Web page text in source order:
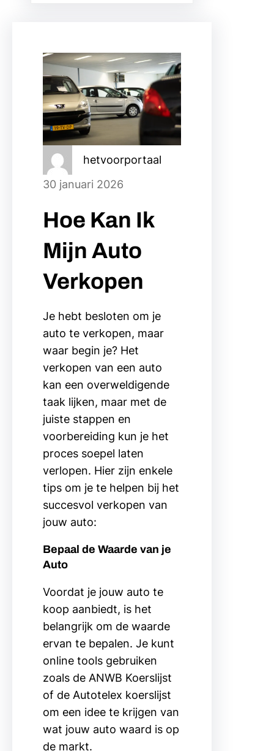
hetvoorportaal
30 januari 2026
Hoe Kan Ik
Mijn Auto
Verkopen
Je hebt besloten om je
auto te verkopen, maar
waar begin je? Het
verkopen van een auto
kan een overweldigende
taak lijken, maar met de
juiste stappen en
voorbereiding kun je het
proces soepel laten
verlopen. Hier zijn enkele
tips om je te helpen bij het
succesvol verkopen van
jouw auto:
Bepaal de Waarde van je
Auto
Voordat je jouw auto te
koop aanbiedt, is het
belangrijk om de waarde
ervan te bepalen. Je kunt
online tools gebruiken
zoals de ANWB Koerslijst
of de Autotelex koerslijst
om een idee te krijgen van
wat jouw auto waard is op
de markt.